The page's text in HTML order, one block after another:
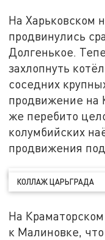
На Харьковском
продвинулись
Долгенькое.
захлопнуть
соседних
продвижение на
же перебито
колумбийских
продвижения
КОЛЛАЖ ЦАРЬГРАДА
На
к Малиновке,